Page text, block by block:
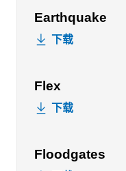
Earthquake
下载
Flex
下载
Floodgates